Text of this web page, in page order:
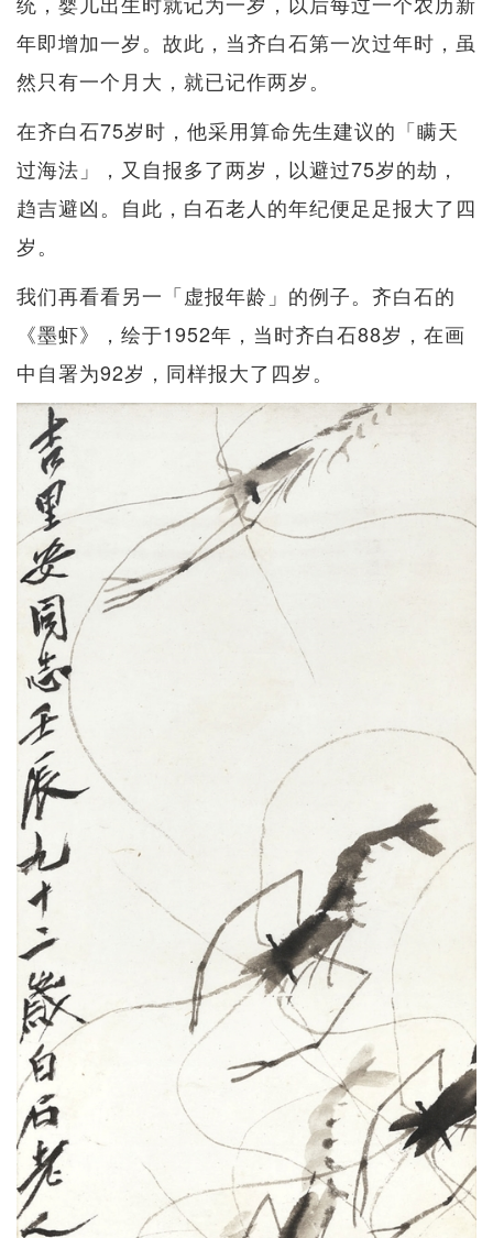
年即增加一岁。故此，当齐白石第一次过年时，虽
然只有一个月大，就已记作两岁。
在齐白石75岁时，他采用算命先生建议的「瞒天
过海法」，又自报多了两岁，以避过75岁的劫，
趋吉避凶。自此，白石老人的年纪便足足报大了四
岁。
我们再看看另一「虚报年龄」的例子。齐白石的
《墨虾》，绘于1952年，当时齐白石88岁，在画
中自署为92岁，同样报大了四岁。